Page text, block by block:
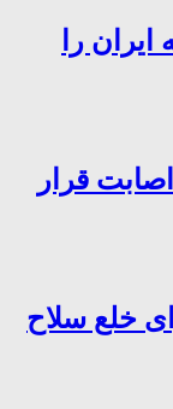
را
قرار
خلع سلاح